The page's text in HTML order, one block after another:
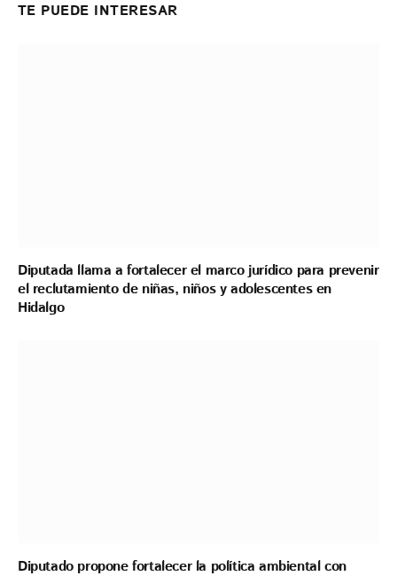
TE PUEDE INTERESAR
Diputada llama a fortalecer el marco jurídico para prevenir
el reclutamiento de niñas, niños y adolescentes en
Hidalgo
Diputado propone fortalecer la política ambiental con